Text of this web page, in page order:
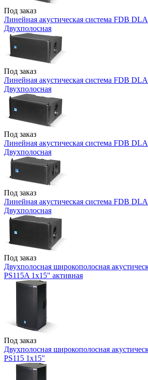
Под заказ
Линейная акустическая система FDB
Двухполосная
Под заказ
Линейная акустическая система FDB
Двухполосная
Под заказ
Линейная акустическая система FDB
Двухполосная
Под заказ
Линейная акустическая система FDB
Двухполосная
Под заказ
Двухполосная широкополосная
PS115A 1x15" активная
Под заказ
Двухполосная широкополосная
PS115 1x15"